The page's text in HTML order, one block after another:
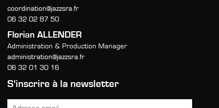
coordination@jazzsra.fr
06 32 02 87 50
Florian ALLENDER
Administration & Production Manager
administration@jazzsra.fr
06 32 01 30 16
S'inscrire à la newsletter